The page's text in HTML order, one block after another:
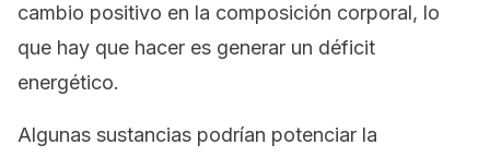
cambio positivo en la composición corporal, lo
que hay que hacer es generar un déficit
energético.
Algunas sustancias podrían potenciar la